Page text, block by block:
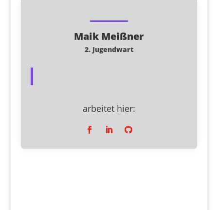
Maik Meißner
2. Jugendwart
arbeitet hier: